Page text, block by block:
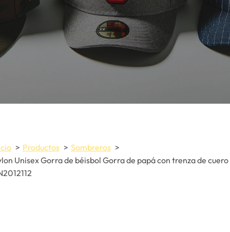
Productos
Sombreros
Unisex Gorra de béisbol Gorra de papá con trenza de cuero